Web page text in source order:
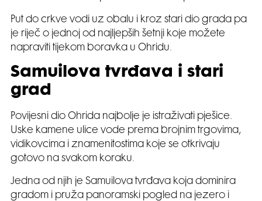
Put do crkve vodi uz obalu i kroz stari dio grada pa
je riječ o jednoj od najljepših šetnji koje možete
napraviti tijekom boravka u Ohridu.
Samuilova tvrđava i stari
grad
Povijesni dio Ohrida najbolje je istraživati pješice.
Uske kamene ulice vode prema brojnim trgovima,
vidikovcima i znamenitostima koje se otkrivaju
gotovo na svakom koraku.
Jedna od njih je Samuilova tvrđava koja dominira
gradom i pruža panoramski pogled na jezero i